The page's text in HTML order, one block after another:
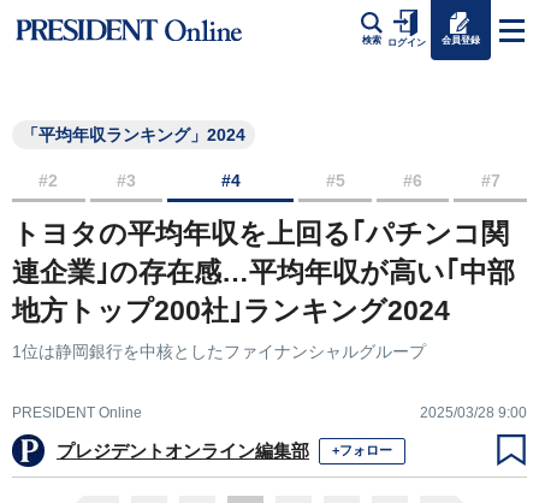
検索 ログイン 会員登録
「平均年収ランキング」2024
#2 #3 #4 #5 #6 #7
トヨタの平均年収を上回る｢パチンコ関
連企業｣の存在感…平均年収が高い｢中部
地方トップ200社｣ランキング2024
1位は静岡銀行を中核としたファイナンシャルグループ
PRESIDENT Online 2025/03/28 9:00
プレジデントオンライン編集部 +フォロー